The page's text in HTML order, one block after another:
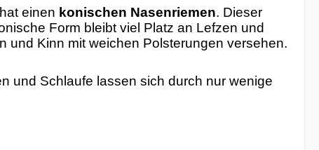
einen konischen Nasenriemen. Dieser
Form bleibt viel Platz an Lefzen und
und Kinn mit weichen Polsterungen versehen.
und Schlaufe lassen sich durch nur wenige